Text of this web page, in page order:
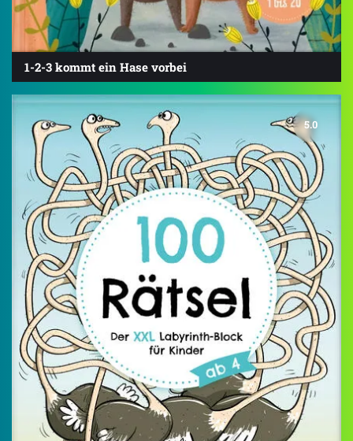
1-2-3 kommt ein Hase vorbei
5.0